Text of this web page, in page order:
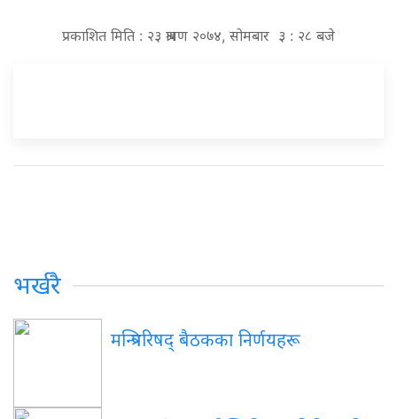
प्रकाशित मिति : २३ श्रावण २०७४, सोमबार ३ : २८ बजे
भर्खरै
मन्त्रिपरिषद् बैठकका निर्णयहरू